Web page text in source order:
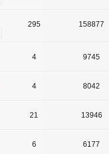
295 158877
4 9745
4 8042
21 13946
6 6177